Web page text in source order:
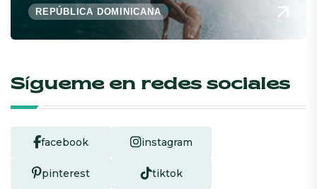
REPÚBLICA DOMINICANA
Sígueme en redes sociales
facebook instagram
pinterest tiktok